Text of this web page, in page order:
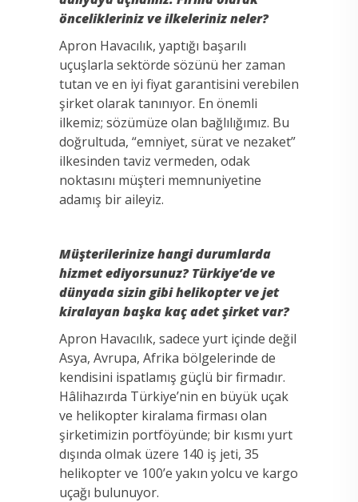
öncelikleriniz ve ilkeleriniz neler?
Apron Havacılık, yaptığı başarılı
uçuşlarla sektörde sözünü her zaman
tutan ve en iyi fiyat garantisini verebilen
şirket olarak tanınıyor. En önemli
ilkemiz; sözümüze olan bağlılığımız. Bu
doğrultuda, “emniyet, sürat ve nezaket”
ilkesinden taviz vermeden, odak
noktasını müşteri memnuniyetine
adamış bir aileyiz.
Müşterilerinize hangi durumlarda
hizmet ediyorsunuz? Türkiye’de ve
dünyada sizin gibi helikopter ve jet
kiralayan başka kaç adet şirket var?
Apron Havacılık, sadece yurt içinde değil
Asya, Avrupa, Afrika bölgelerinde de
kendisini ispatlamış güçlü bir firmadır.
Hâlihazırda Türkiye’nin en büyük uçak
ve helikopter kiralama firması olan
şirketimizin portföyünde; bir kısmı yurt
dışında olmak üzere 140 iş jeti, 35
helikopter ve 100’e yakın yolcu ve kargo
uçağı bulunuyor.